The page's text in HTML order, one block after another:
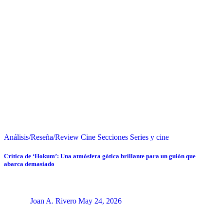
Análisis/Reseña/Review Cine Secciones Series y cine
Crítica de ‘Hokum’: Una atmósfera gótica brillante para un guión que
abarca demasiado
Joan A. Rivero May 24, 2026